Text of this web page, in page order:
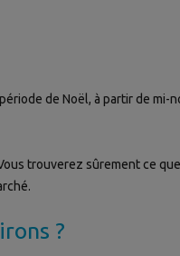
de Noël, à partir de mi-
trouverez sûrement ce
?